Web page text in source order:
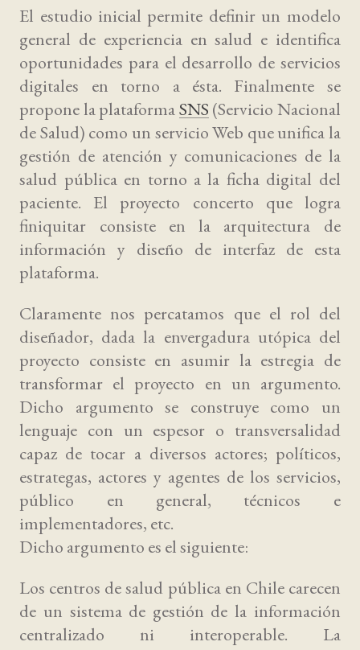
El estudio inicial permite definir un modelo
general de experiencia en salud e identifica
oportunidades para el desarrollo de servicios
digitales en torno a ésta. Finalmente se
propone la plataformaSNS (Servicio Nacional
de Salud) como un servicio Web que unifica la
gestión de atención y comunicaciones de la
salud pública en torno a la ficha digital del
paciente. El proyecto concerto que logra
finiquitar consiste en la arquitectura de
información y diseño de interfaz de esta
plataforma.
Claramente nos percatamos que el rol del
diseñador, dada la envergadura utópica del
proyecto consiste en asumir la estregia de
transformar el proyecto en un argumento.
Dicho argumento se construye como un
lenguaje con un espesor o transversalidad
capaz de tocar a diversos actores; políticos,
estrategas, actores y agentes de los servicios,
público en general, técnicos e
implementadores, etc.
Dicho argumento es el siguiente:
Los centros de salud pública en Chile carecen
de un sistema de gestión de la información
centralizado ni interoperable. La